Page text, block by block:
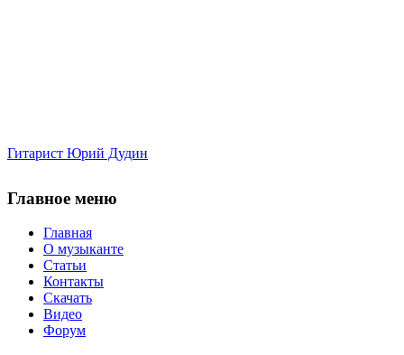
Гитарист Юрий Дудин
Главное меню
Главная
О музыканте
Статьи
Контакты
Скачать
Видео
Форум